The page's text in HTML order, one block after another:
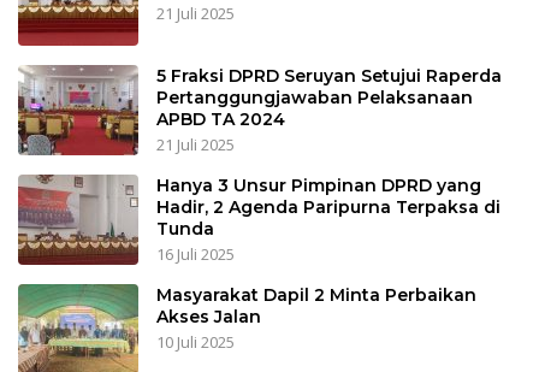
21 Juli 2025
5 Fraksi DPRD Seruyan Setujui Raperda
Pertanggungjawaban Pelaksanaan
APBD TA 2024
21 Juli 2025
Hanya 3 Unsur Pimpinan DPRD yang
Hadir, 2 Agenda Paripurna Terpaksa di
Tunda
16 Juli 2025
Masyarakat Dapil 2 Minta Perbaikan
Akses Jalan
10 Juli 2025